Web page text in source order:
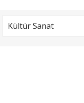
Kültür Sanat